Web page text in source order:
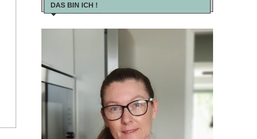
DAS BIN ICH !